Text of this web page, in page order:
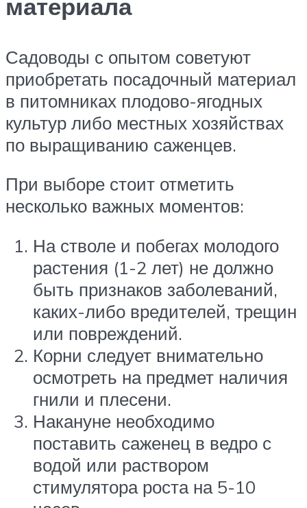
материала
Садоводы с опытом советуют
приобретать посадочный материал
в питомниках плодово-ягодных
культур либо местных хозяйствах
по выращиванию саженцев.
При выборе стоит отметить
несколько важных моментов:
На стволе и побегах молодого
растения (1-2 лет) не должно
быть признаков заболеваний,
каких-либо вредителей, трещин
или повреждений.
Корни следует внимательно
осмотреть на предмет наличия
гнили и плесени.
Накануне необходимо
поставить саженец в ведро с
водой или раствором
стимулятора роста на 5-10